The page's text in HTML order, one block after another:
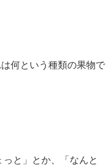
という種類の果物で
と」とか、「なんと